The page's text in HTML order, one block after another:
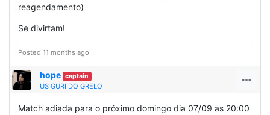
reagendamento)
Se divirtam!
Posted 11 months ago
hope captain
US GURI DO GRELO
Match adiada para o próximo domingo dia 07/09 as 20:00